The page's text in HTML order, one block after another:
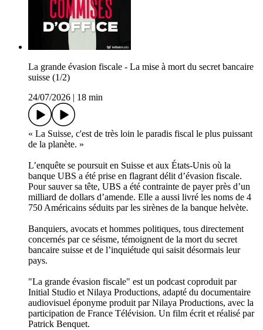
La grande évasion fiscale - La mise à mort du secret bancaire
suisse (1/2)
24/07/2026
18 min
« La Suisse, c'est de très loin le paradis fiscal le plus puissant
de la planète. »
L’enquête se poursuit en Suisse et aux États-Unis où la
banque UBS a été prise en flagrant délit d’évasion fiscale.
Pour sauver sa tête, UBS a été contrainte de payer près d’un
milliard de dollars d’amende. Elle a aussi livré les noms de 4
750 Américains séduits par les sirènes de la banque helvète.
Banquiers, avocats et hommes politiques, tous directement
concernés par ce séisme, témoignent de la mort du secret
bancaire suisse et de l’inquiétude qui saisit désormais leur
pays.
"La grande évasion fiscale" est un podcast coproduit par
Initial Studio et Nilaya Productions, adapté du documentaire
audiovisuel éponyme produit par Nilaya Productions, avec la
participation de France Télévision. Un film écrit et réalisé par
Patrick Benquet.